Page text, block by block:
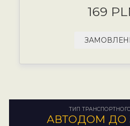
169
ТИП
АВТОДОМ ДО